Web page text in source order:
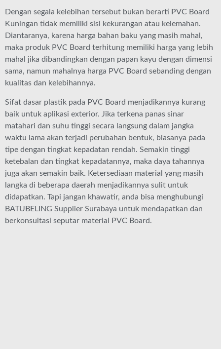
Dengan segala kelebihan tersebut bukan berarti PVC Board
Kuningan tidak memiliki sisi kekurangan atau kelemahan.
Diantaranya, karena harga bahan baku yang masih mahal,
maka produk PVC Board terhitung memiliki harga yang lebih
mahal jika dibandingkan dengan papan kayu dengan dimensi
sama, namun mahalnya harga PVC Board sebanding dengan
kualitas dan kelebihannya.
Sifat dasar plastik pada PVC Board menjadikannya kurang
baik untuk aplikasi exterior. Jika terkena panas sinar
matahari dan suhu tinggi secara langsung dalam jangka
waktu lama akan terjadi perubahan bentuk, biasanya pada
tipe dengan tingkat kepadatan rendah. Semakin tinggi
ketebalan dan tingkat kepadatannya, maka daya tahannya
juga akan semakin baik. Ketersediaan material yang masih
langka di beberapa daerah menjadikannya sulit untuk
didapatkan. Tapi jangan khawatir, anda bisa menghubungi
BATUBELING Supplier Surabaya untuk mendapatkan dan
berkonsultasi seputar material PVC Board.